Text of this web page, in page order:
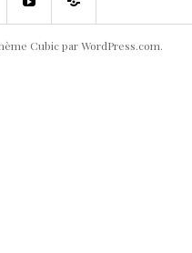
Cubic parWordPress.com.